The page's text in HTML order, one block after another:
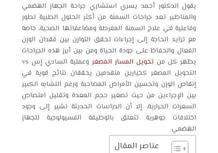
يقول الدكتور أحمد يسري استشاري جراحة الجهاز الهضمي
والمناظير تعد جراحات السمنة من أكثر الحلول الطبية تطور
وفاعلية في علاج السمنة المفرطة ومضاعفاتها الصحية، خاصة
مع تزايد الحاجة إلى إجراءات تحقق التوازن بين فقدان الوزن
الفعال والحفاظ على جودة الحياة ومن بين أبرز هذه الجراحات
يظهر كل من تحويل المسار المصغر
وعملية السادي إس vs
التحويل المصغر كخيارين متقدمين يحققان نتائج قوية في
إنقاص الوزن وتحسين الأمراض المصاحبة ورغم التشابه الكبير
بين الإجراءين من حيث تصغير حجم المعدة وتقليل امتصاص
السعرات الحرارية، إلا أن الدراسات الحديثة تشير إلى وجود
اختلافات جوهرية تتعلق بالوظيفة الفسيولوجية للجهاز
الهضمي.
عناصر المقال